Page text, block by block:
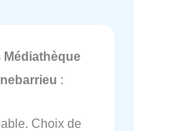
Médiathèque
:
Choix de